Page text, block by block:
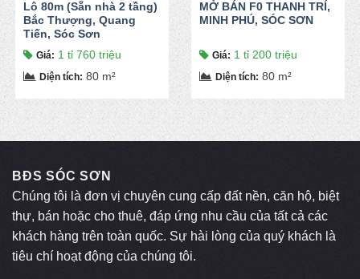
Lô 80m (Sẵn nhà 2 tầng)
Bắc Thượng, Quang
Tiến, Sóc Sơn
Giá: 1 tỉ 760 triệu
Diện tích: 80 m²
MỞ BÁN F0 THANH TRÍ,
MINH PHÚ, SÓC SƠN
Giá: 1 tỉ 200 triệu
Diện tích: 80 m²
BĐS SÓC SƠN
Chúng tôi là đơn vị chuyên cung cấp đất nền, căn hộ, biệt
thự, bán hoặc cho thuê, đáp ứng nhu cầu của tất cả các
khách hàng trên toàn quốc. Sự hài lòng của quý khách là
tiêu chí hoạt động của chúng tôi.